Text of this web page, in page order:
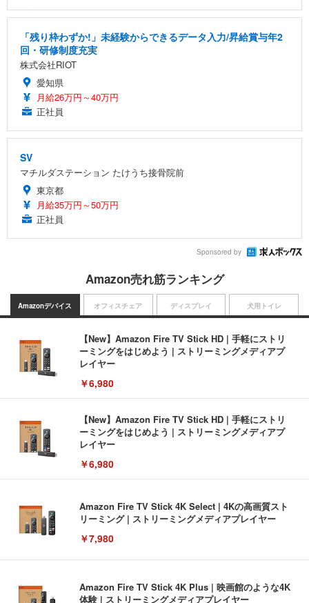
「残り枠わずか!」未経験からできるデータ入力/昇給賞与年2
回・研修制度充実
株式会社RIOT
愛知県
月給26万円～40万円
正社員
SV
マチルダステーション たけうち接骨院前
東京都
月給35万円～50万円
正社員
Sponsored by
Amazon売れ筋ランキング
Amazonデバイス
【New】Amazon Fire TV Stick HD | 手軽にストリ
ーミングをはじめよう | ストリーミングメディアプ
レイヤー
￥6,980
【New】Amazon Fire TV Stick HD | 手軽にストリ
ーミングをはじめよう | ストリーミングメディアプ
レイヤー
￥6,980
Amazon Fire TV Stick 4K Select | 4Kの高画質スト
リーミング | ストリーミングメディアプレイヤー
￥7,980
Amazon Fire TV Stick 4K Plus | 映画館のような4K
体験 | ストリーミングメディアプレイヤー
オフィスチェア ディスプレイ 犬用トイレ